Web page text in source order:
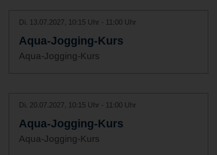
Di. 13.07.2027, 10:15 Uhr - 11:00 Uhr
Aqua-Jogging-Kurs
Aqua-Jogging-Kurs
Di. 20.07.2027, 10:15 Uhr - 11:00 Uhr
Aqua-Jogging-Kurs
Aqua-Jogging-Kurs